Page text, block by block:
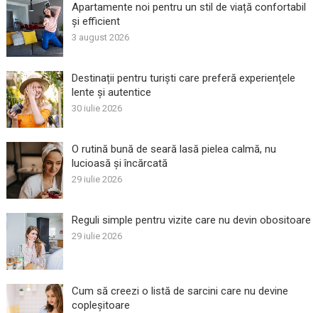
Apartamente noi pentru un stil de viață confortabil
și efficient
3 august 2026
Destinații pentru turiști care preferă experiențele
lente și autentice
30 iulie 2026
O rutină bună de seară lasă pielea calmă, nu
lucioasă și încărcată
29 iulie 2026
Reguli simple pentru vizite care nu devin obositoare
29 iulie 2026
Cum să creezi o listă de sarcini care nu devine
copleșitoare